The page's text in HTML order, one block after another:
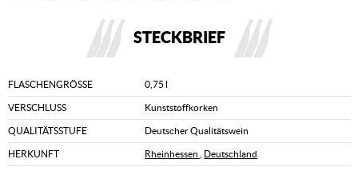
STECKBRIEF
FLASCHENGRÖSSE 0,75 l
VERSCHLUSS Kunststoffkorken
QUALITÄTSSTUFE Deutscher Qualitätswein
HERKUNFT Rheinhessen Deutschland